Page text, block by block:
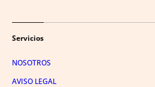
Servicios
NOSOTROS
AVISO LEGAL